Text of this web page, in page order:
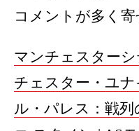
コメントが多く寄
マンチェスター
チェスター・ユ
ル・パレス：戦列